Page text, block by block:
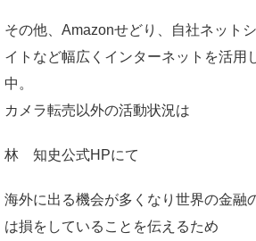
その他、Amazonせどり、自社ネット
イトなど幅広くインターネットを活用
中。
カメラ転売以外の活動状況は
林 知史公式HPにて
海外に出る機会が多くなり世界の金融
は損をしていることを伝えるため